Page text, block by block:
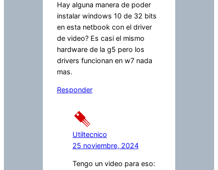
Hay alguna manera de poder
instalar windows 10 de 32 bits
en esta netbook con el driver
de video? Es casi el mismo
hardware de la g5 pero los
drivers funcionan en w7 nada
mas.
Responder
Utiltecnico
25 noviembre, 2024
Tengo un video para eso: